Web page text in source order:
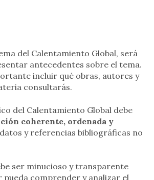
del Calentamiento Global, será
antecedentes sobre el tema.
incluir qué obras, autores y
consultarás.
del Calentamiento Global debe
coherente, ordenada y
y referencias bibliográficas no
ser minucioso y transparente
pueda comprender y analizar el